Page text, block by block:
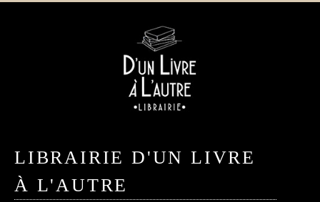
LIBRAIRIE D'UN LIVRE
À L'AUTRE